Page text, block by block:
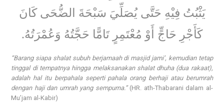
يَثْبُتُ فِيْهِ حَتَّى يُصَلِّيَ سَبْحَةَ الضُّحَى كَانَ
كَأَجْرِ حَاجٍّ أَوْ مُعْتَمِرٍ تَامًّا حَجَّتُهُ وَعُمْرَتُهُ.
“Barang siapa shalat subuh berjamaah di masjid jami’, kemudian tetap
tinggal di tempatnya hingga melaksanakan shalat dhuha (dua rakaat),
adalah hal itu berpahala seperti pahala orang berhaji atau berumrah
dengan haji dan umrah yang sempurna.”(HR. ath-Thabarani dalam al-
Mu’jam al-Kabir)